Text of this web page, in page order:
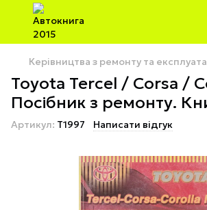
Керівництва з ремонту та
Toyota Tercel / Corsa /
Посібник з ремонту.
Артикул: T1997 Написати відгук